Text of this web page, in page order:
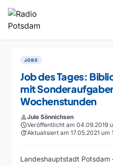
JOBS
Job des Tages:
mit
Wochenstunden
personJule Sönnichsen
scheduleVeröffentlicht am 04.09.2019
updateAktualisiert am 17.05.2021 um
Landeshauptstadt Potsdam